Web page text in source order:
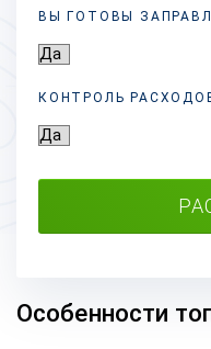
ВЫ ГОТОВЫ
КОНТРОЛЬ
Особенности